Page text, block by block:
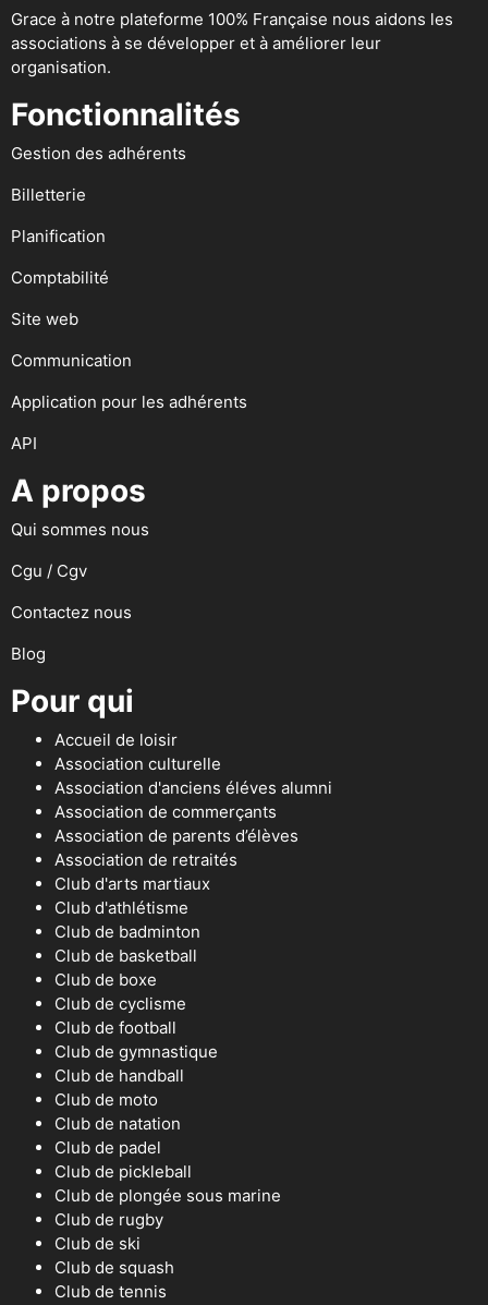
Grace à notre plateforme 100% Française nous aidons les
associations à se développer et à améliorer leur
organisation.
Fonctionnalités
Gestion des adhérents
Billetterie
Planification
Comptabilité
Site web
Communication
Application pour les adhérents
API
A propos
Qui sommes nous
Cgu / Cgv
Contactez nous
Blog
Pour qui
Accueil de loisir
Association culturelle
Association d'anciens éléves alumni
Association de commerçants
Association de parents d’élèves
Association de retraités
Club d'arts martiaux
Club d'athlétisme
Club de badminton
Club de basketball
Club de boxe
Club de cyclisme
Club de football
Club de gymnastique
Club de handball
Club de moto
Club de natation
Club de padel
Club de pickleball
Club de plongée sous marine
Club de rugby
Club de ski
Club de squash
Club de tennis